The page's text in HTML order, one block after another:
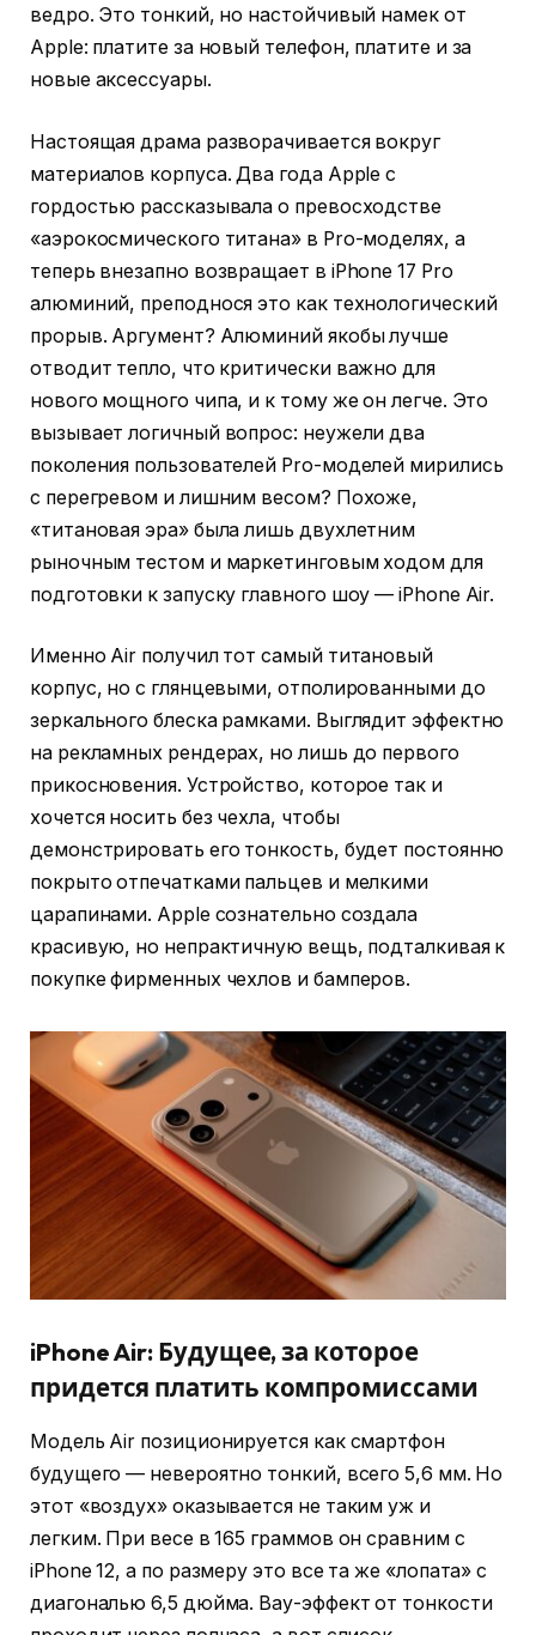
ведро. Это тонкий, но настойчивый намек от
Apple: платите за новый телефон, платите и за
новые аксессуары.
Настоящая драма разворачивается вокруг
материалов корпуса. Два года Apple с
гордостью рассказывала о превосходстве
«аэрокосмического титана» в Pro-моделях, а
теперь внезапно возвращает в iPhone 17 Pro
алюминий, преподнося это как технологический
прорыв. Аргумент? Алюминий якобы лучше
отводит тепло, что критически важно для
нового мощного чипа, и к тому же он легче. Это
вызывает логичный вопрос: неужели два
поколения пользователей Pro-моделей мирились
с перегревом и лишним весом? Похоже,
«титановая эра» была лишь двухлетним
рыночным тестом и маркетинговым ходом для
подготовки к запуску главного шоу — iPhone Air.
Именно Air получил тот самый титановый
корпус, но с глянцевыми, отполированными до
зеркального блеска рамками. Выглядит эффектно
на рекламных рендерах, но лишь до первого
прикосновения. Устройство, которое так и
хочется носить без чехла, чтобы
демонстрировать его тонкость, будет постоянно
покрыто отпечатками пальцев и мелкими
царапинами. Apple сознательно создала
красивую, но непрактичную вещь, подталкивая к
покупке фирменных чехлов и бамперов.
iPhone Air: Будущее, за которое
придется платить компромиссами
Модель Air позиционируется как смартфон
будущего — невероятно тонкий, всего 5,6 мм. Но
этот «воздух» оказывается не таким уж и
легким. При весе в 165 граммов он сравним с
iPhone 12, а по размеру это все та же «лопата» с
диагональю 6,5 дюйма. Вау-эффект от тонкости